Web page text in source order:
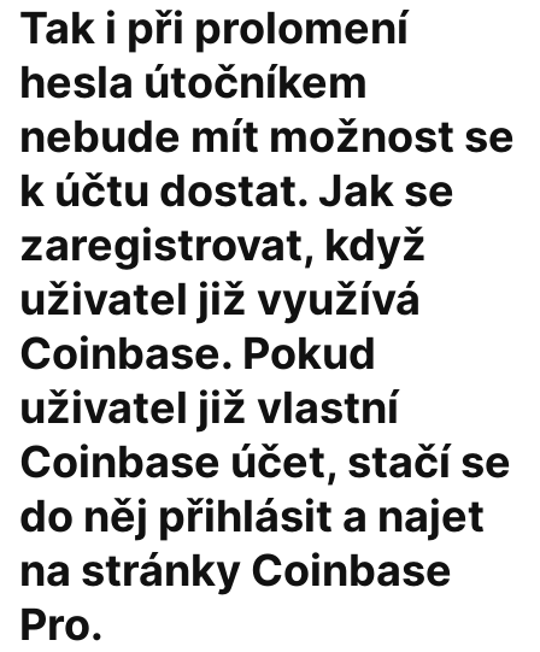
Tak i při prolomení
hesla útočníkem
nebude mít možnost se
k účtu dostat. Jak se
zaregistrovat, když
uživatel již využívá
Coinbase. Pokud
uživatel již vlastní
Coinbase účet, stačí se
do něj přihlásit a najet
na stránky Coinbase
Pro.